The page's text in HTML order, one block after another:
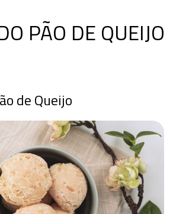
PÃO DE QUEIJO
de Queijo